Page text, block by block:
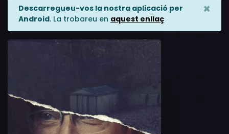
Descarregueu-vos la nostra aplicació per
Android. La trobareu en aquest enllaç
×